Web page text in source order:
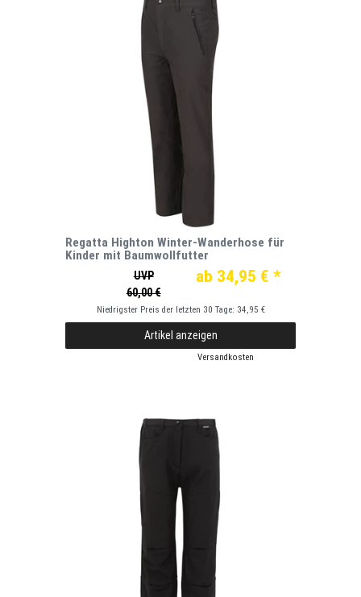
Regatta Highton Winter-Wanderhose für
Kinder mit Baumwollfutter
UVP
60,00 €
ab 34,95 € *
Niedrigster Preis der letzten 30 Tage: 34,95 €
Artikel anzeigen
Versandkosten